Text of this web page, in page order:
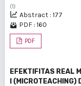
(1)
Abstract : 177
PDF : 160
PDF
EFEKTIFITAS REAL
I (MICROTEACHING)